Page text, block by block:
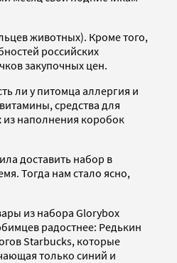
животных). Кроме того,
российских
закупочных цен.
ли у питомца аллергия и
средства для
наполнения коробок
доставить набор в
Тогда нам стало ясно,
из набора Glorybox
радостнее: Редькин
Starbucks, которые
только синий и